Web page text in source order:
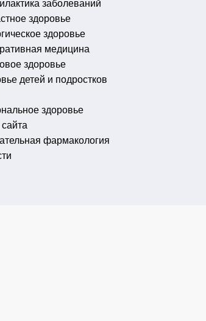
заболеваний
здоровье
здоровье
медицина
здоровье
детей и подростков
здоровье
фармакология